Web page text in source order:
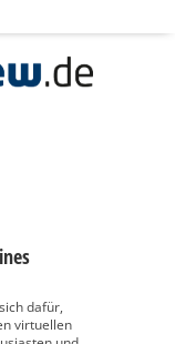
dafür,
virtuellen